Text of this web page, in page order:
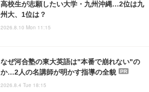
高校生が志願したい大学・九州沖縄…2位は九
州大、1位は？
2026.8.10 Mon 11:15
なぜ河合塾の東大英語は"本番で崩れない"の
か…2人の名講師が明かす指導の全貌
PR
2026.8.4 Tue 18:15